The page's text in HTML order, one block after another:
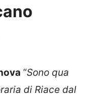
“Sono qua
di Riace dal